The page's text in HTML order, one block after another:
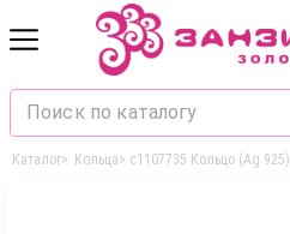
Каталог> Кольца> с1107735 Кольцо (Ag 925)